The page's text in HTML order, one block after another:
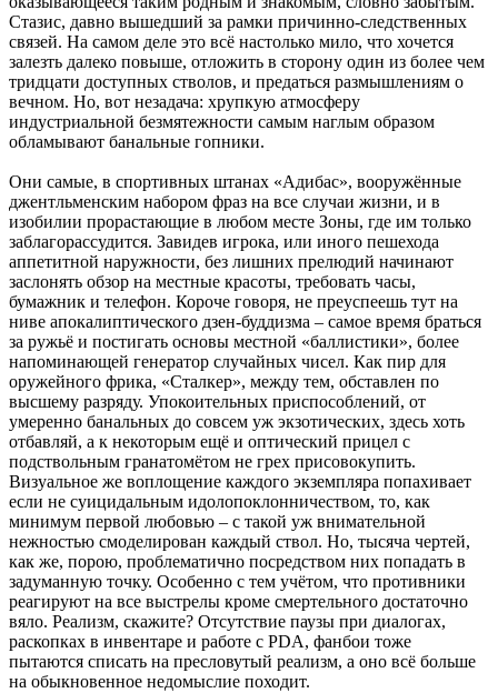
Стазис, давно вышедший за рамки причинно-следственных
связей. На самом деле это всё настолько мило, что хочется
залезть далеко повыше, отложить в сторону один из более чем
тридцати доступных стволов, и предаться размышлениям о
вечном. Но, вот незадача: хрупкую атмосферу
индустриальной безмятежности самым наглым образом
обламывают банальные гопники.
Они самые, в спортивных штанах «Адибас», вооружённые
джентльменским набором фраз на все случаи жизни, и в
изобилии прорастающие в любом месте Зоны, где им только
заблагорассудится. Завидев игрока, или иного пешехода
аппетитной наружности, без лишних прелюдий начинают
заслонять обзор на местные красоты, требовать часы,
бумажник и телефон. Короче говоря, не преуспеешь тут на
ниве апокалиптического дзен-буддизма – самое время браться
за ружьё и постигать основы местной «баллистики», более
напоминающей генератор случайных чисел. Как пир для
оружейного фрика, «Сталкер», между тем, обставлен по
высшему разряду. Упокоительных приспособлений, от
умеренно банальных до совсем уж экзотических, здесь хоть
отбавляй, а к некоторым ещё и оптический прицел с
подствольным гранатомётом не грех присовокупить.
Визуальное же воплощение каждого экземпляра попахивает
если не суицидальным идолопоклонничеством, то, как
минимум первой любовью – с такой уж внимательной
нежностью смоделирован каждый ствол. Но, тысяча чертей,
как же, порою, проблематично посредством них попадать в
задуманную точку. Особенно с тем учётом, что противники
реагируют на все выстрелы кроме смертельного достаточно
вяло. Реализм, скажите? Отсутствие паузы при диалогах,
раскопках в инвентаре и работе с PDA, фанбои тоже
пытаются списать на пресловутый реализм, а оно всё больше
на обыкновенное недомыслие походит.